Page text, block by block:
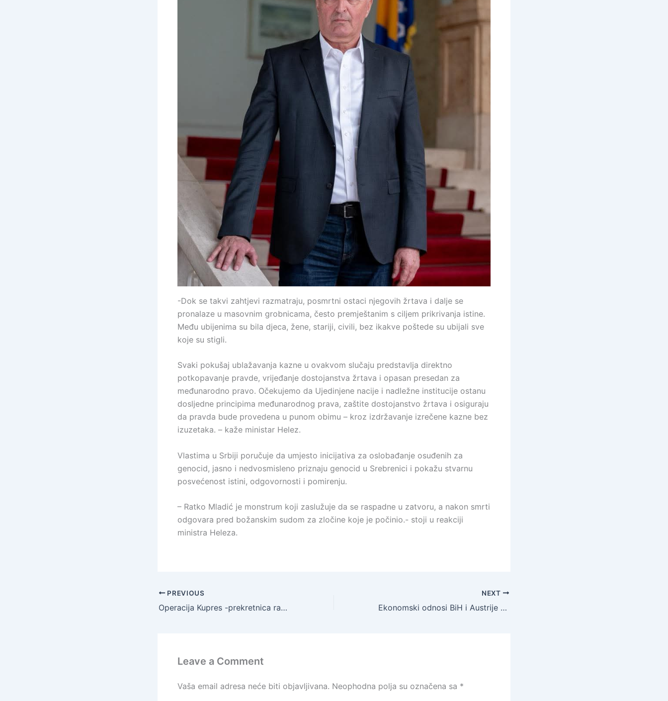
-Dok se takvi zahtjevi razmatraju, posmrtni ostaci njegovih žrtava i dalje se
pronalaze u masovnim grobnicama, često premještanim s ciljem prikrivanja istine.
Među ubijenima su bila djeca, žene, stariji, civili, bez ikakve poštede su ubijali sve
koje su stigli.
Svaki pokušaj ublažavanja kazne u ovakvom slučaju predstavlja direktno
potkopavanje pravde, vrijeđanje dostojanstva žrtava i opasan presedan za
međunarodno pravo. Očekujemo da Ujedinjene nacije i nadležne institucije ostanu
dosljedne principima međunarodnog prava, zaštite dostojanstvo žrtava i osiguraju
da pravda bude provedena u punom obimu – kroz izdržavanje izrečene kazne bez
izuzetaka. – kaže ministar Helez.
Vlastima u Srbiji poručuje da umjesto inicijativa za oslobađanje osuđenih za
genocid, jasno i nedvosmisleno priznaju genocid u Srebrenici i pokažu stvarnu
posvećenost istini, odgovornosti i pomirenju.
– Ratko Mladić je monstrum koji zaslužuje da se raspadne u zatvoru, a nakon smrti
odgovara pred božanskim sudom za zločine koje je počinio.- stoji u reakciji
ministra Heleza.
PREVIOUS
Operacija Kupres -prekretnica rata, Operacija Vlašić -briljatna!
NEXT
Ekonomski odnosi BiH i Austrije u usponu: Komšić poslao jasnu poruku iz Beča
Leave a Comment
Vaša email adresa neće biti objavljivana. Neophodna polja su označena sa *